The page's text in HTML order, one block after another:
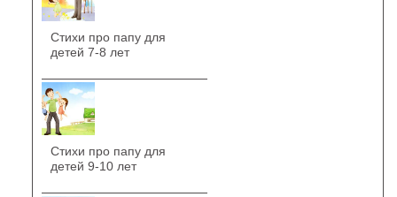
Стихи про папу для
детей 7-8 лет
Стихи про папу для
детей 9-10 лет